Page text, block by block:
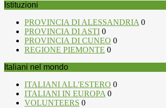
Istituzioni
PROVINCIA DI ALESSANDRIA0
PROVINCIA DI ASTI 0
PROVINCIA DI CUNEO 0
REGIONE PIEMONTE 0
Italiani nel mondo
ITALIANI ALL'ESTERO 0
ITALIANI IN EUROPA0
VOLUNTEERS 0